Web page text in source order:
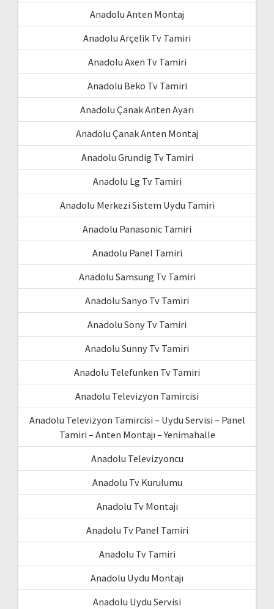
Anadolu Anten Montaj
Anadolu Arçelik Tv Tamiri
Anadolu Axen Tv Tamiri
Anadolu Beko Tv Tamiri
Anadolu Çanak Anten Ayarı
Anadolu Çanak Anten Montaj
Anadolu Grundig Tv Tamiri
Anadolu Lg Tv Tamiri
Anadolu Merkezi Sistem Uydu Tamiri
Anadolu Panasonic Tamiri
Anadolu Panel Tamiri
Anadolu Samsung Tv Tamiri
Anadolu Sanyo Tv Tamiri
Anadolu Sony Tv Tamiri
Anadolu Sunny Tv Tamiri
Anadolu Telefunken Tv Tamiri
Anadolu Televizyon Tamircisi
Anadolu Televizyon Tamircisi – Uydu Servisi – Panel
Tamiri – Anten Montajı – Yenimahalle
Anadolu Televizyoncu
Anadolu Tv Kurulumu
Anadolu Tv Montajı
Anadolu Tv Panel Tamiri
Anadolu Tv Tamiri
Anadolu Uydu Montajı
Anadolu Uydu Servisi